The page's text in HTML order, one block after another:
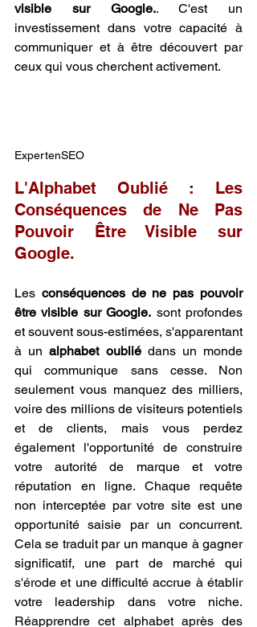
visible sur Google.. C'est un
investissement dans votre capacité à
communiquer et à être découvert par
ceux qui vous cherchent activement.
ExpertenSEO
L'Alphabet Oublié : Les
Conséquences de Ne Pas
Pouvoir Être Visible sur
Google.
Les conséquences de ne pas pouvoir
être visible sur Google. sont profondes
et souvent sous-estimées, s'apparentant
à un alphabet oublié dans un monde
qui communique sans cesse. Non
seulement vous manquez des milliers,
voire des millions de visiteurs potentiels
et de clients, mais vous perdez
également l'opportunité de construire
votre autorité de marque et votre
réputation en ligne. Chaque requête
non interceptée par votre site est une
opportunité saisie par un concurrent.
Cela se traduit par un manque à gagner
significatif, une part de marché qui
s'érode et une difficulté accrue à établir
votre leadership dans votre niche.
Réapprendre cet alphabet après des